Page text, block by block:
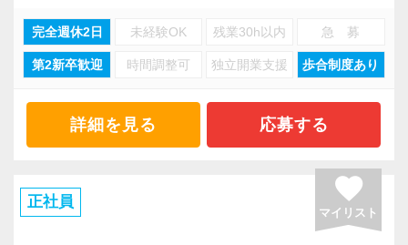
食、カラオケを楽しむことができます。
【お任せする業務内容】
が中心となります。
記帳代行業務を中心に対応をしてもらいつつ、
必要に応じてお客様との対話を行なっていただ
きます。
本人の希望やスキルアップのために積極的に
い人たちも、月に1回は顔を合わせ雑談に花を咲
かせて、風通しのよい事務所を目指していま
す。
（ランチを食べるだけではなく、毎週1回の定
例ミーティングを行い、情報共有も行っていま
◉ 充実の社内研修制度！
ゼロベースでは、社内研修制度を用意し、ス
いるアルバイトスタッフの方々にも『お昼休憩
＋中抜け』のようなイメージで柔軟な勤務体系
になっています。
なお、在宅ワークは一定の条件の下ではあり
ますが、ゼロベースとしてルールを設定してい
もちろん、freeeに触ったことがない方には、
社員数270名を超える規模がありながら、中小企
業を中心にサポートしているのも当法人の特徴
幅広い業種・規模の企業に携われるだけでな
く、インセンティブ制度の導入により年収大幅
UPなど社員全員に平等なチャンスと可能性があ
完全週休2日 未経験OK 残業30h以内 急 募
第2新卒歓迎 時間調整可 独立開業支援 歩合制度あり
詳細を見る 応募する
正社員 favorite
マイリスト